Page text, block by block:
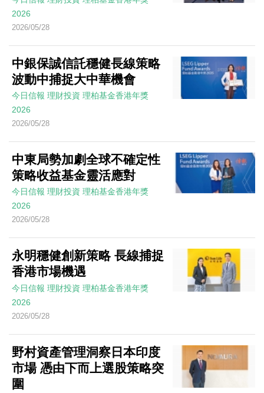
2026
2026/05/28
中銀保誠信託穩健長線策略
波動中捕捉大中華機會
今日信報 理財投資 理柏基金香港年獎
2026
2026/05/28
中東局勢加劇全球不確定性
策略收益基金靈活應對
今日信報 理財投資 理柏基金香港年獎
2026
2026/05/28
永明穩健創新策略 長線捕捉
香港市場機遇
今日信報 理財投資 理柏基金香港年獎
2026
2026/05/28
野村資產管理洞察日本印度
市場 憑由下而上選股策略突
圍